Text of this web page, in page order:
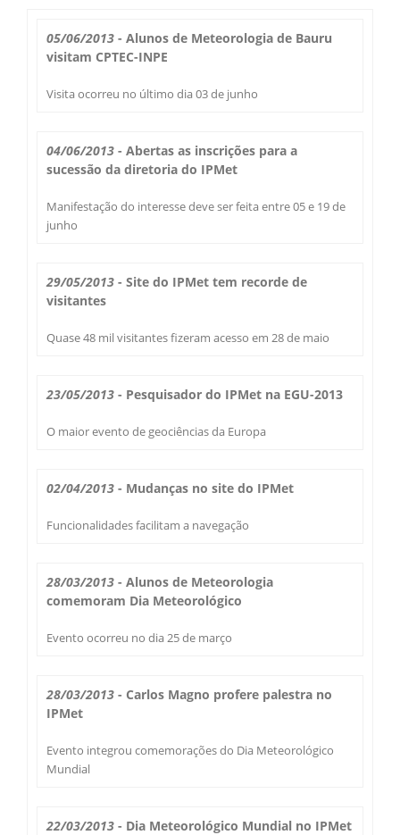
Radar Cidades
Alertas no Telegram
Imagens de Satélite
Estação Meteorológica
Previsão Cidades
Secas Bauru
Balanços Mensais
Cadastro
Laudos Meteorológicos
Treinamento
Notícias
Publicações
Perguntas Frequentes
05/06/2013 - Alunos de Meteorologia de Bauru
visitam CPTEC-INPE
Visita ocorreu no último dia 03 de junho
04/06/2013 - Abertas as inscrições para a
sucessão da diretoria do IPMet
Manifestação do interesse deve ser feita entre 05 e 19 de
junho
29/05/2013 - Site do IPMet tem recorde de
visitantes
Quase 48 mil visitantes fizeram acesso em 28 de maio
23/05/2013 - Pesquisador do IPMet na EGU-2013
O maior evento de geociências da Europa
02/04/2013 - Mudanças no site do IPMet
Funcionalidades facilitam a navegação
28/03/2013 - Alunos de Meteorologia
comemoram Dia Meteorológico
Evento ocorreu no dia 25 de março
28/03/2013 - Carlos Magno profere palestra no
IPMet
Evento integrou comemorações do Dia Meteorológico
Mundial
22/03/2013 - Dia Meteorológico Mundial no IPMet